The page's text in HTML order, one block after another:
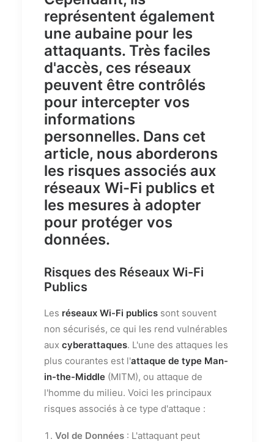
représentent également
une aubaine pour les
attaquants. Très faciles
d'accès, ces réseaux
peuvent être contrôlés
pour intercepter vos
informations
personnelles. Dans cet
article, nous aborderons
les risques associés aux
réseaux Wi-Fi publics et
les mesures à adopter
pour protéger vos
données.
Risques des Réseaux Wi-Fi
Publics
Les réseaux Wi-Fi publics sont souvent
non sécurisés, ce qui les rend vulnérables
aux cyberattaques. L'une des attaques les
plus courantes est l'attaque de type Man-
in-the-Middle (MITM), ou attaque de
l'homme du milieu. Voici les principaux
risques associés à ce type d'attaque :
Vol de Données : L'attaquant peut